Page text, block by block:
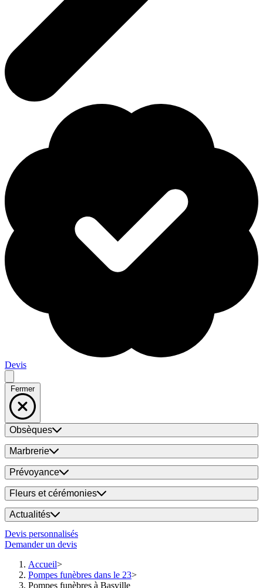
Devis
Fermer
Obsèques
Marbrerie
Prévoyance
Fleurs et cérémonies
Actualités
Devis personnalisés
Demander un devis
Accueil
Pompes funèbres dans le 23
Pompes funèbres à Basville